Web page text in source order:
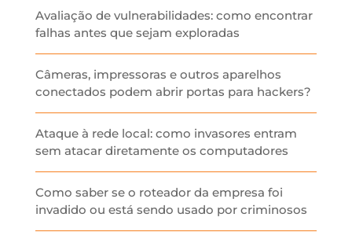
Avaliação de vulnerabilidades: como encontrar
falhas antes que sejam exploradas
Câmeras, impressoras e outros aparelhos
conectados podem abrir portas para hackers?
Ataque à rede local: como invasores entram
sem atacar diretamente os computadores
Como saber se o roteador da empresa foi
invadido ou está sendo usado por criminosos